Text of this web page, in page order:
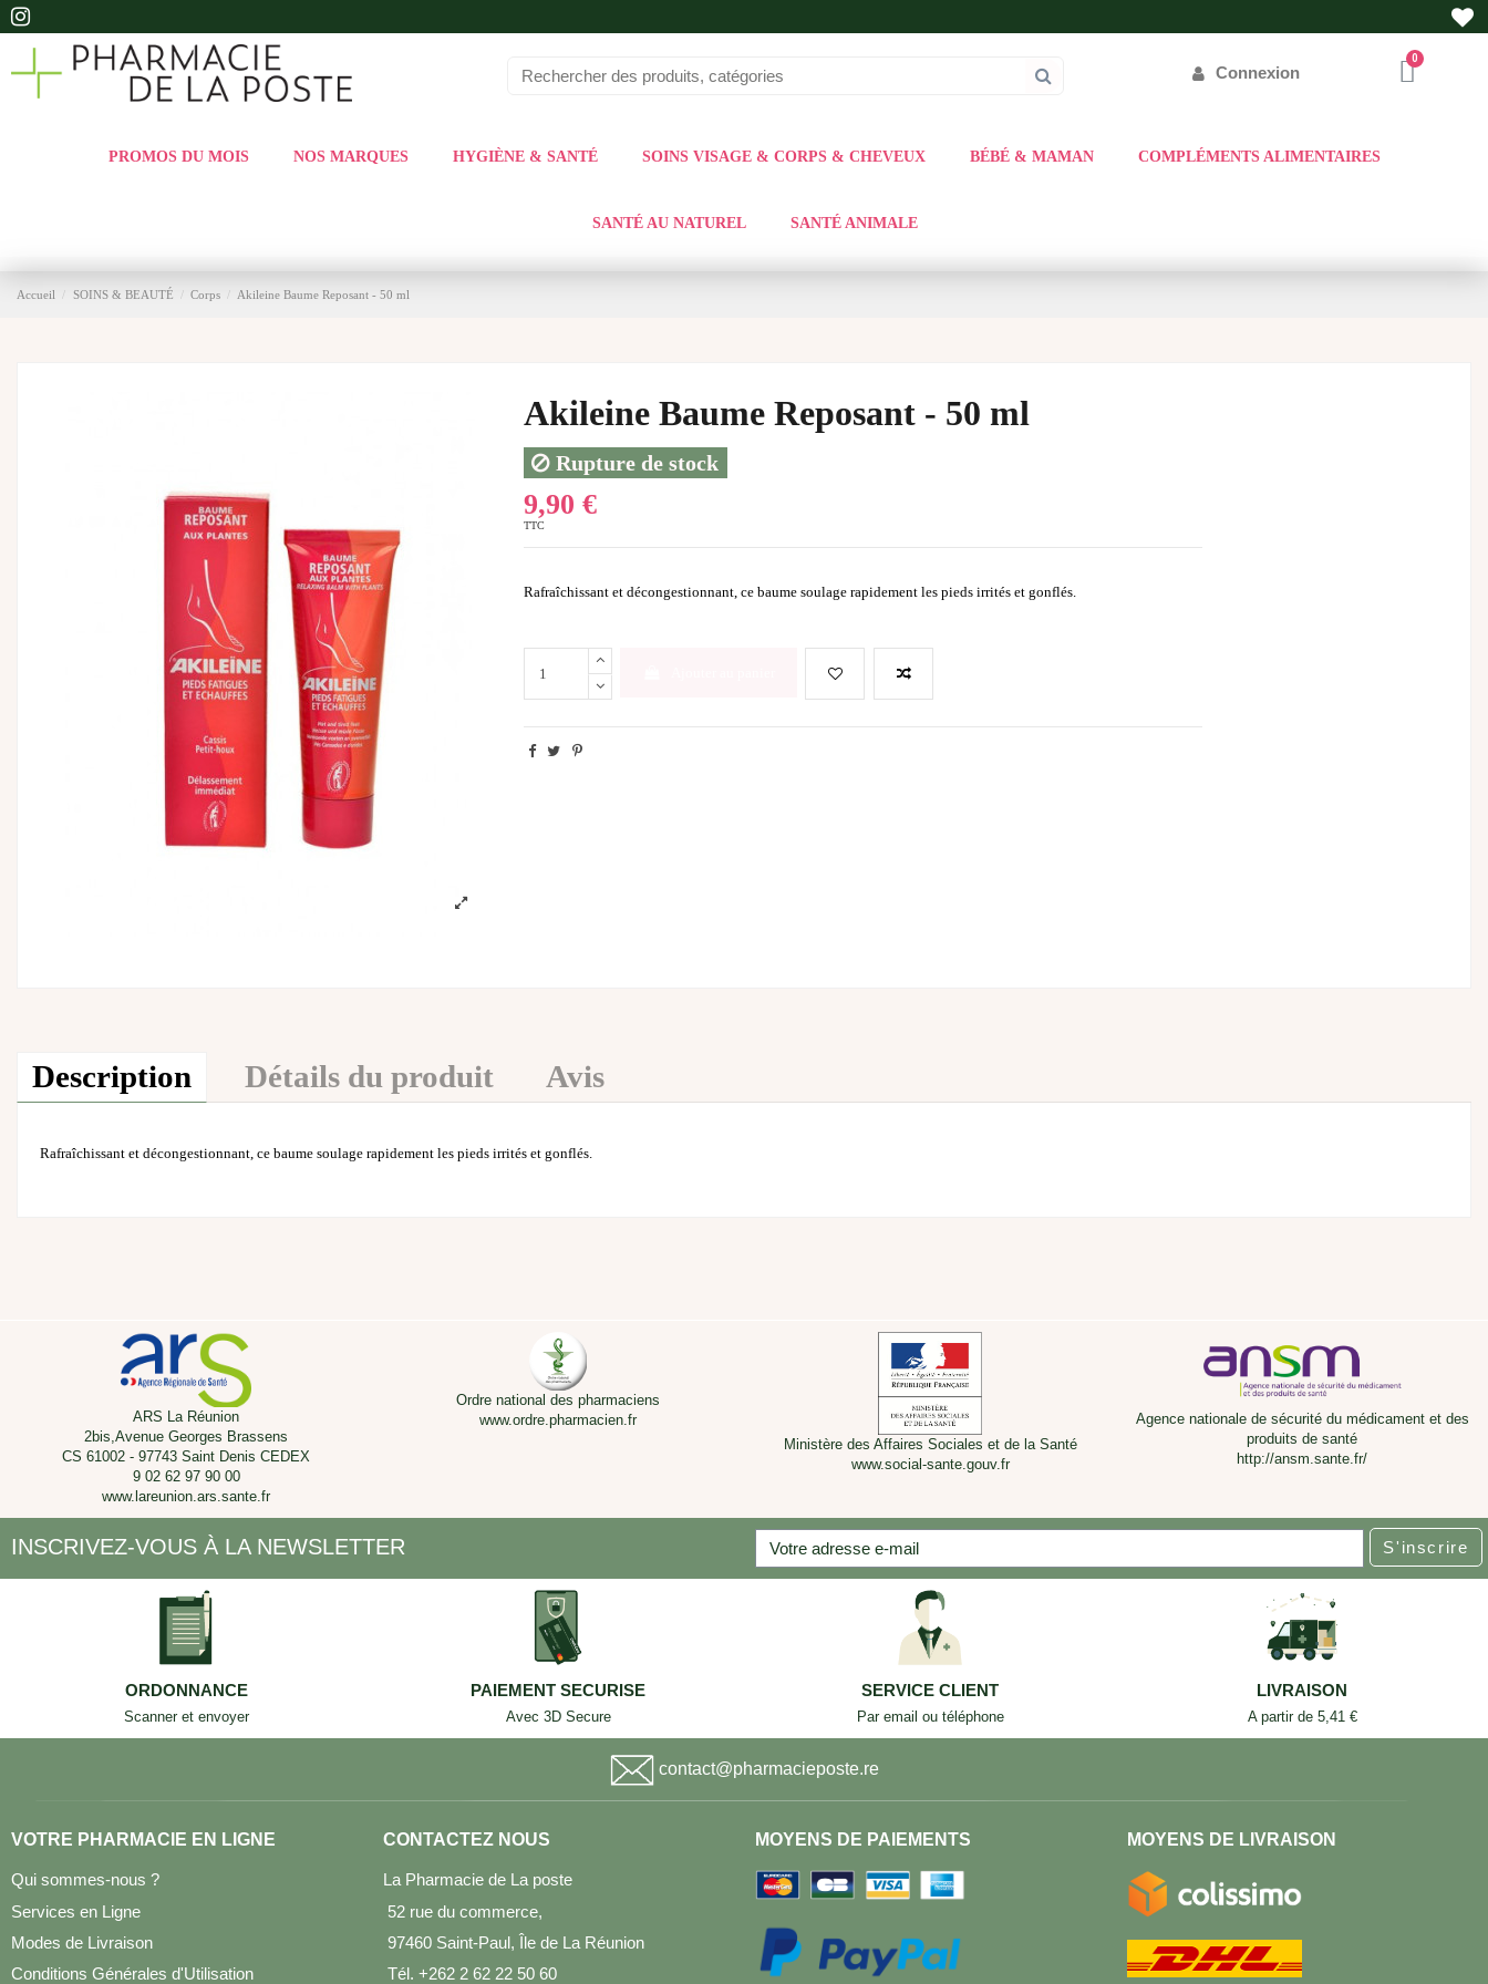
Connexion
PROMOS DU MOIS NOS MARQUES HYGIÈNE & SANTÉ SOINS VISAGE & CORPS & CHEVEUX BÉBÉ & MAMAN COMPLÉMENTS ALIMENTAIRES
SANTÉ AU NATUREL SANTÉ ANIMALE
Accueil SOINS & BEAUTÉ Corps Akileine Baume Reposant - 50 ml
Akileine Baume Reposant - 50 ml
Rupture de stock
9,90 €
TTC
Rafraîchissant et décongestionnant, ce baume soulage rapidement les pieds irrités et gonflés.
Description Détails du produit Avis
Rafraîchissant et décongestionnant, ce baume soulage rapidement les pieds irrités et gonflés.
ARS La Réunion
2bis,Avenue Georges Brassens
CS 61002 - 97743 Saint Denis CEDEX
9 02 62 97 90 00
www.lareunion.ars.sante.fr
Ordre national des pharmaciens
www.ordre.pharmacien.fr
Ministère des Affaires Sociales et de la Santé
www.social-sante.gouv.fr
Agence nationale de sécurité du médicament et des
produits de santé
http://ansm.sante.fr/
INSCRIVEZ-VOUS À LA NEWSLETTER S'inscrire
ORDONNANCE
Scanner et envoyer
PAIEMENT SECURISE
Avec 3D Secure
SERVICE CLIENT
Par email ou téléphone
LIVRAISON
A partir de 5,41 €
contact@pharmacieposte.re
VOTRE PHARMACIE EN LIGNE
Qui sommes-nous ?
Services en Ligne
Modes de Livraison
Conditions Générales d'Utilisation
CONTACTEZ NOUS
La Pharmacie de La poste
52 rue du commerce,
97460 Saint-Paul, Île de La Réunion
Tél. +262 2 62 22 50 60
MOYENS DE PAIEMENTS MOYENS DE LIVRAISON